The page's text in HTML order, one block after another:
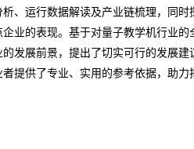
、运行数据解读及产业链梳理，同时
业的表现。基于对量子教学机行业的
发展前景，提出了切实可行的发展建
提供了专业、实用的参考依据，助力